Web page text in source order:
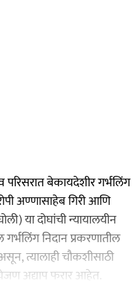
बेकायदेशीर गर्भलिंग
अण्णासाहेब गिरी आणि
या दोघांची न्यायालयीन
निदान प्रकरणातील
त्यालाही चौकशीसाठी
अद्याप फरार आहेत.